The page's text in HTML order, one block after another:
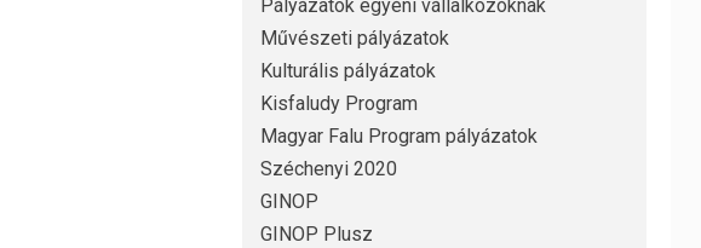
Pályázatok egyéni vállalkozóknak
Művészeti pályázatok
Kulturális pályázatok
Kisfaludy Program
Magyar Falu Program pályázatok
Széchenyi 2020
GINOP
GINOP Plusz